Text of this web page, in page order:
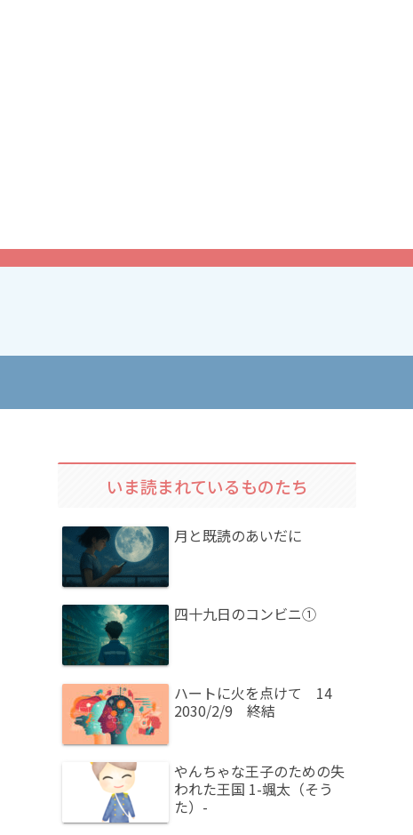
いま読まれているものたち
月と既読のあいだに
四十九日のコンビニ①
ハートに火を点けて 14
2030/2/9 終結
やんちゃな王子のための失
われた王国 1-颯太（そう
た）-